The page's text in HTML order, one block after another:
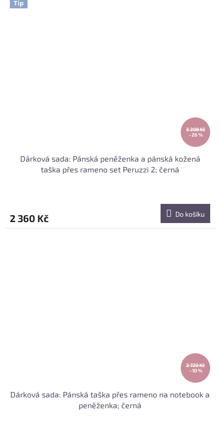
Tip
3 208 Kč
–26 %
Dárková sada: Pánská peněženka a pánská kožená
taška přes rameno set Peruzzi 2; černá
2 360 Kč Do košíku
2 720 Kč
–10 %
Dárková sada: Pánská taška přes rameno na notebook a
peněženka; černá